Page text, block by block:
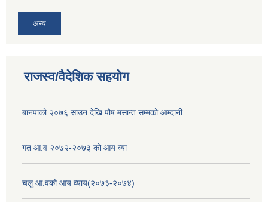
अन्य
राजस्व/वैदेशिक सहयोग
बानपाको २०७६ साउन देखि पौष मसान्त सम्मको आम्दानी
गत आ.व २०७२-२०७३ को आय व्या
चलु आ.वको आय व्याय(२०७३-२०७४)